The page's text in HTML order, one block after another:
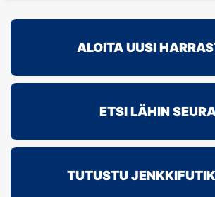
ALOITA UUSI
ETSI LÄHIN
TUTUSTU